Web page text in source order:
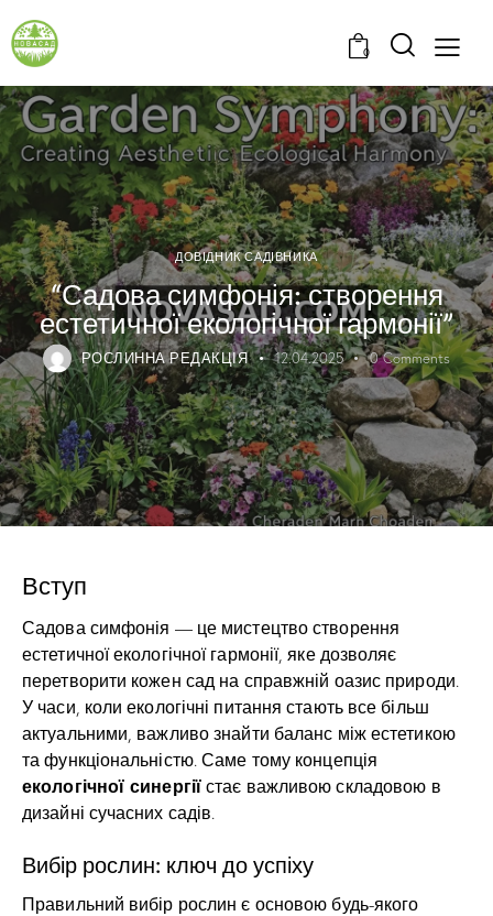
0
ДОВІДНИК САДІВНИКА
“Садова симфонія: створення
естетичної екологічної гармонії”
РОСЛИННА РЕДАКЦІЯ 12.04.2025 0 Comments
Вступ
Садова симфонія — це мистецтво створення
естетичної екологічної гармонії, яке дозволяє
перетворити кожен сад на справжній оазис природи.
У часи, коли екологічні питання стають все більш
актуальними, важливо знайти баланс між естетикою
та функціональністю. Саме тому концепція
екологічної синергії стає важливою складовою в
дизайні сучасних садів.
Вибір рослин: ключ до успіху
Правильний вибір рослин є основою будь-якого